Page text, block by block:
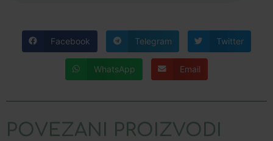
Facebook Telegram Twitter
WhatsApp Email
POVEZANI PROIZVODI